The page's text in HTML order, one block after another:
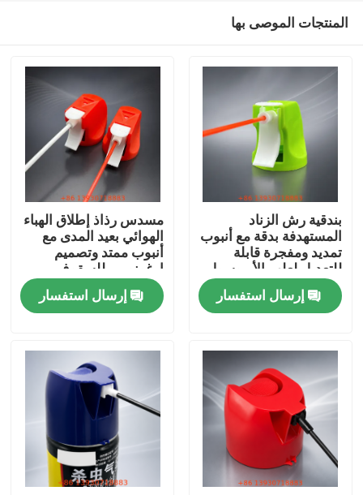
مسكن
منتجات
أشرطة فيديو
معلومات عنا
المنتجات الموصى بها
بندقية رش الزناد
المستهدفة بدقة مع أنبوب
تمديد ومفجرة قابلة
للتعديل لعلب الأيروسول
إرسال استفسار
مسدس رذاذ إطلاق الهباء
الهوائي بعيد المدى مع
أنبوب ممتد وتصميم
إرغونومي للسقوف
العالية
إرسال استفسار